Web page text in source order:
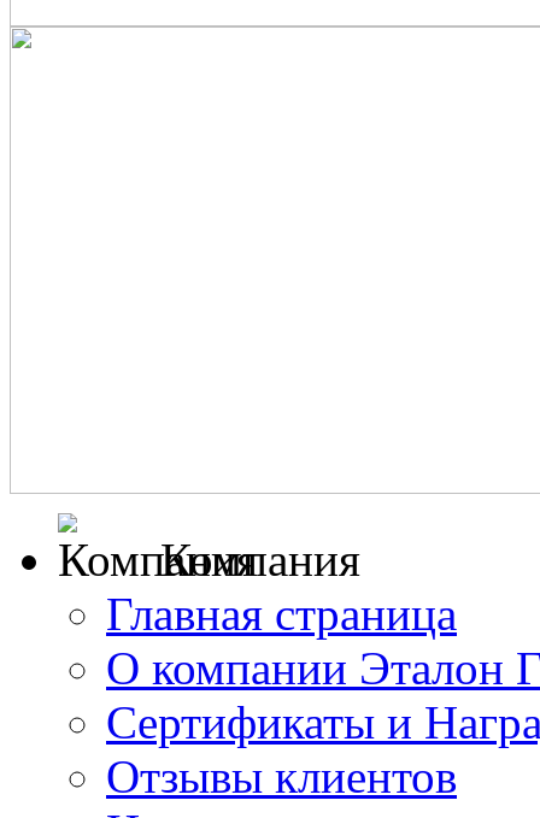
Компания
Главная страница
О компании Эталон
Сертификаты и
Отзывы клиентов